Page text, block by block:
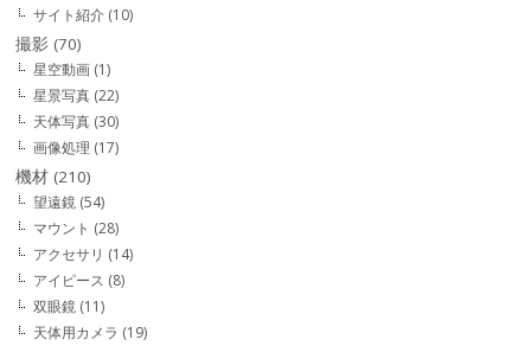
サイト紹介 (10)
撮影 (70)
星空動画 (1)
星景写真 (22)
天体写真 (30)
画像処理 (17)
機材 (210)
望遠鏡 (54)
マウント (28)
アクセサリ (14)
アイピース (8)
双眼鏡 (11)
天体用カメラ (19)